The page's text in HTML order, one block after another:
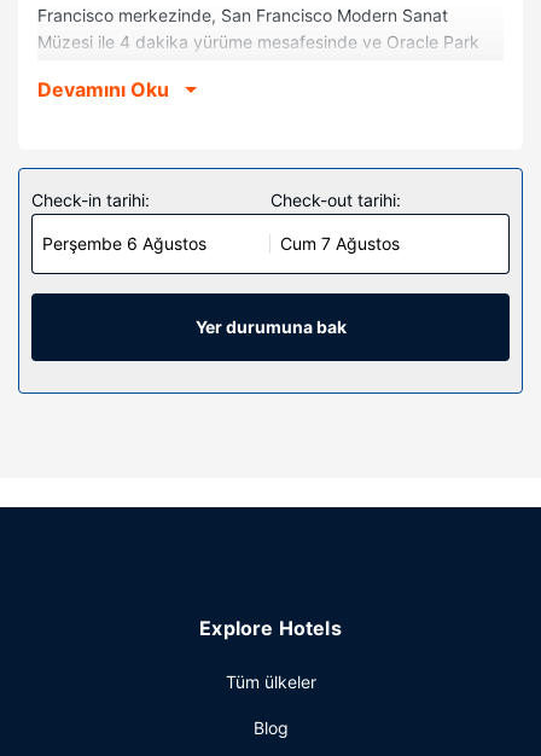
Francisco merkezinde, San Francisco Modern Sanat
Müzesi ile 4 dakika yürüme mesafesinde ve Oracle Park
otel Ferry Binası ile 1,9 km (1,2 mil) ve Chase Center ile 2,9
Misafirler için 1500 klimalı odada düz ekran televizyon
mevcuttur. İyi vakit geçirmeniz için kablolu TV kanalları
program gösterilir, kablolu / kablosuz internet erişimi
ücretlidir. Banyolarda küvet veya duş, geniş duş başlıkları
ve lüks banyo/kozmetik ürünleri bulunur. Misafirlerimize
telefon, emanet kasası ve masa gibi imkânlar ve kolaylıklar
Otelin güzelliği
park alanı sunulmaktadır.
kahve dükkânı/kafe dâhil olmak üzere, yemek servisi
misafirlerimize içecek servisi yapılmaktadır. Misafirlere her
Devamını Oku
Check-in tarihi:
Perşembe 6 Ağustos
Check-out tarihi:
Cum 7 Ağustos
Yer durumuna bak
Explore Hotels
Tüm ülkeler
Blog